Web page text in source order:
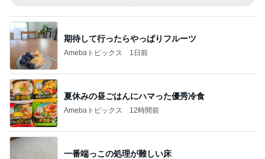
期待して行ったらやっぱりフルーツ
Amebaトピックス 1日前
夏休みの昼ごはんにハマった優秀冷食
Amebaトピックス 12時間前
一番端っこの処理が難しい床